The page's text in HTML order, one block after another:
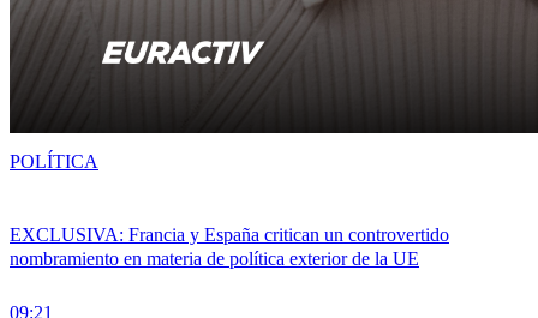
EXCLUSIVA: Francia y España critican un controvertido
nombramiento en materia de política exterior de la UE
09:21
POLÍTICA